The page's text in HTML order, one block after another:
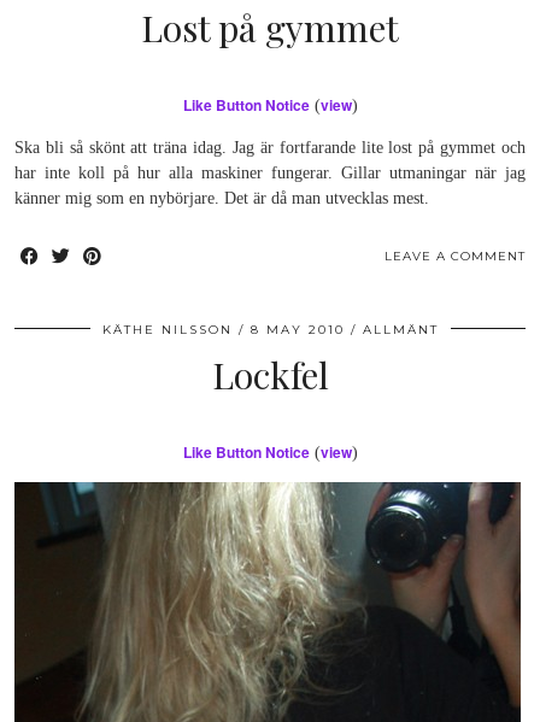
Lost på gymmet
Like Button Notice(view)
Ska bli så skönt att träna idag. Jag är fortfarande lite lost på gymmet och
har inte koll på hur alla maskiner fungerar. Gillar utmaningar när jag
känner mig som en nybörjare. Det är då man utvecklas mest.
LEAVE A COMMENT
KÄTHE NILSSON 8 MAY 2010 ALLMÄNT
Lockfel
Like Button Notice(view)